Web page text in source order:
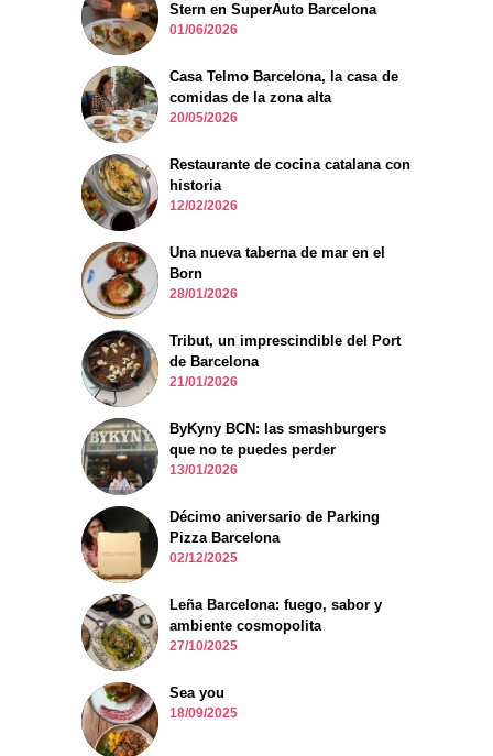
Stern en SuperAuto Barcelona
01/06/2026
Casa Telmo Barcelona, la casa de
comidas de la zona alta
20/05/2026
Restaurante de cocina catalana con
historia
12/02/2026
Una nueva taberna de mar en el
Born
28/01/2026
Tribut, un imprescindible del Port
de Barcelona
21/01/2026
ByKyny BCN: las smashburgers
que no te puedes perder
13/01/2026
Décimo aniversario de Parking
Pizza Barcelona
02/12/2025
Leña Barcelona: fuego, sabor y
ambiente cosmopolita
27/10/2025
Sea you
18/09/2025